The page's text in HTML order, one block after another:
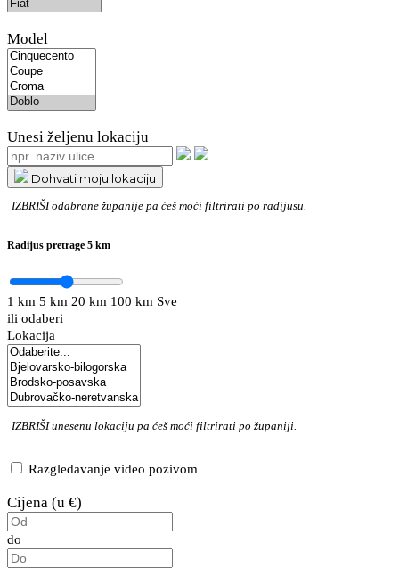
Model
Unesi željenu lokaciju
Dohvati moju lokaciju
IZBRIŠIodabrane županije pa ćeš moći filtrirati po radijusu.
Radijus pretrage 5 km
1 km 5 km 20 km 100 km Sve
ili odaberi
Lokacija
IZBRIŠIunesenu lokaciju pa ćeš moći filtrirati po županiji.
Razgledavanje video pozivom
Cijena (u €)
do